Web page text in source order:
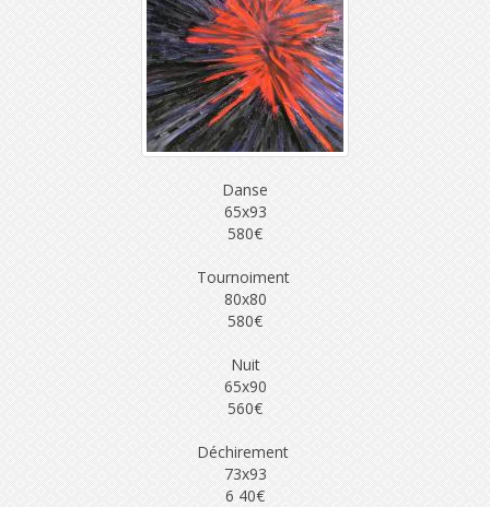
Danse
65x93
580€
Tournoiment
80x80
580€
Nuit
65x90
560€
Déchirement
73x93
6 40€